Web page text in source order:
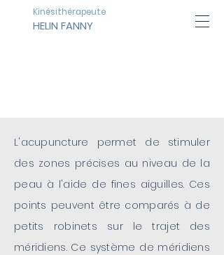
HELIN FANNY
Kinésithérapeute
L'acupuncture permet de stimuler
des zones précises au niveau de la
peau à l'aide de fines aiguilles. Ces
points peuvent être comparés à de
petits robinets sur le trajet des
méridiens. Ce système de méridiens